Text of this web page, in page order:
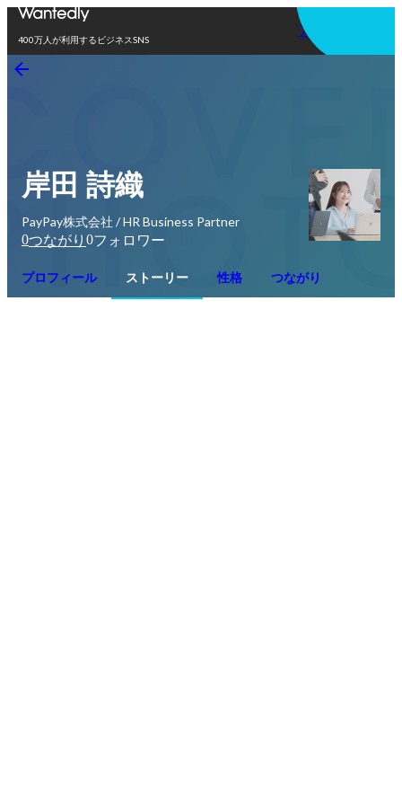
400万人が利用するビジネスSNS
アプリを使う
岸田 詩織
PayPay株式会社 / HR Business Partner
0つながり 0フォロワー
プロフィール ストーリー 性格 つながり